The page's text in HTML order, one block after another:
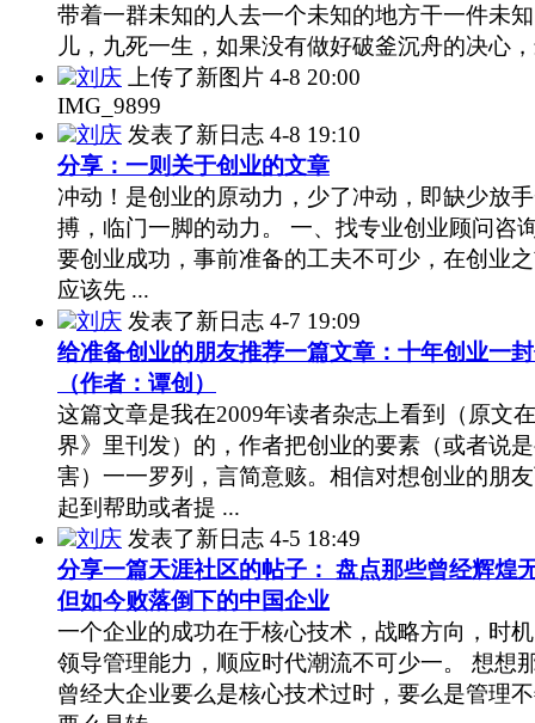
带着一群未知的人去一个未知的地方干一件未
儿，九死一生，如果没有做好破釜沉舟的决心
刘庆 上传了新图片 4-8 20:00
IMG_9899
刘庆 发表了新日志 4-8 19:10
分享：一则关于创业的文章
冲动！是创业的原动力，少了冲动，即缺少放
搏，临门一脚的动力。 一、找专业创业顾问咨
要创业成功，事前准备的工夫不可少，在创业
应该先 ...
刘庆 发表了新日志 4-7 19:09
给准备创业的朋友推荐一篇文章：十年创业一
（作者：谭创）
这篇文章是我在2009年读者杂志上看到（原文
界》里刊发）的，作者把创业的要素（或者说
害）一一罗列，言简意赅。相信对想创业的朋
起到帮助或者提 ...
刘庆 发表了新日志 4-5 18:49
分享一篇天涯社区的帖子： 盘点那些曾经辉煌
但如今败落倒下的中国企业
一个企业的成功在于核心技术，战略方向，时
领导管理能力，顺应时代潮流不可少一。 想想
曾经大企业要么是核心技术过时，要么是管理